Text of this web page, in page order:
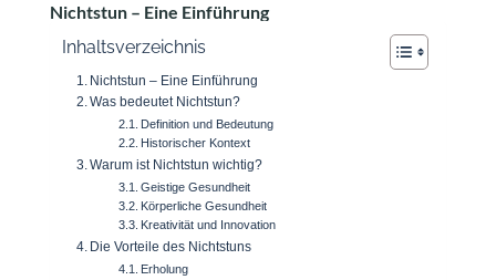
Nichtstun – Eine Einführung
Inhaltsverzeichnis
Nichtstun – Eine Einführung
Was bedeutet Nichtstun?
Definition und Bedeutung
Historischer Kontext
Warum ist Nichtstun wichtig?
Geistige Gesundheit
Körperliche Gesundheit
Kreativität und Innovation
Die Vorteile des Nichtstuns
Erholung